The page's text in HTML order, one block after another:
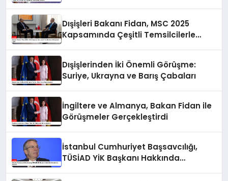
Dışişleri Bakanı Fidan, MSC 2025
Kapsamında Çeşitli Temsilcilerle
Dışişlerinden İki Önemli Görüşme:
Suriye, Ukrayna ve Barış Çabaları
İngiltere ve Almanya, Bakan Fidan ile
Görüşmeler Gerçekleştirdi
İstanbul Cumhuriyet Başsavcılığı,
TÜSİAD YİK Başkanı Hakkında